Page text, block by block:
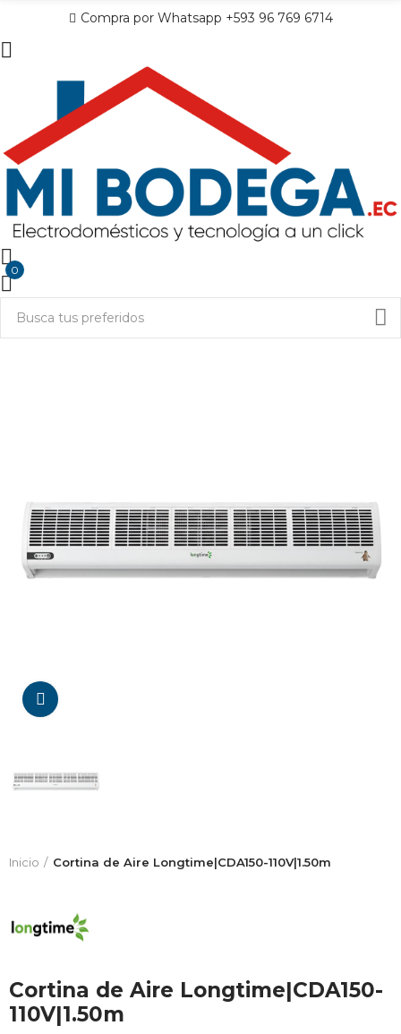
Compra por Whatsapp +593 96 769 6714
0
Inicio Cortina de Aire Longtime|CDA150-110V|1.50m
Cortina de Aire Longtime|CDA150-
110V|1.50m